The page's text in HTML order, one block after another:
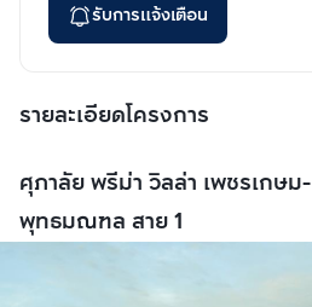
รับการแจ้งเตือน
รายละเอียดโครงการ
ศุภาลัย พรีม่า วิลล่า เพชรเกษม-
พุทธมณฑล สาย 1